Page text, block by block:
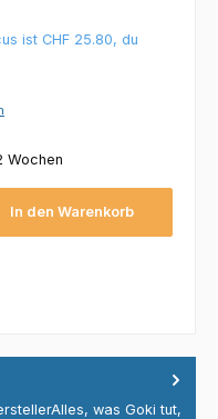
ist CHF 25.80, du
Wochen
In den Warenkorb
was Goki tut,